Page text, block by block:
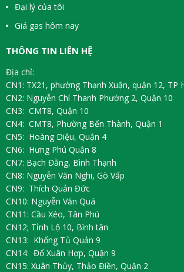
Đại lý của tôi
Giá gas hôm nay
THÔNG TIN LIÊN HỆ
Địa chỉ:
CN1: TX21, phường Thạnh Xuận, quận 12, TP
CN2: Nguyễn Chí Thanh Phường 2, Quận 10
CN3: CMT8, Quận 10
CN4: CMT8, Phường Bến Thành, Quận 1
CN5: Hoàng Diệu, Quận 4
CN6: Hưng Phú Quận 8
CN7: Bạch Đằng, Bình Thạnh
CN8: Nguyễn Văn Nghi, Gò Vấp
CN9: Thích Quản Đức
CN10: Nguyễn Văn Quá
CN11: Cầu Xéo, Tân Phú
CN12; Tỉnh Lộ 10, Bình tân
CN13: Khổng Tủ Quản 9
CN14: Đổ Xuân Hợp, Quận 9
CN15: Xuân Thủy, Thảo Điền, Quận 2